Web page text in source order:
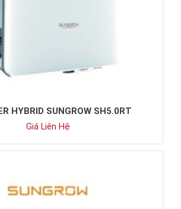
HYBRID SUNGROW SH5.0RT
Giá Liên Hệ